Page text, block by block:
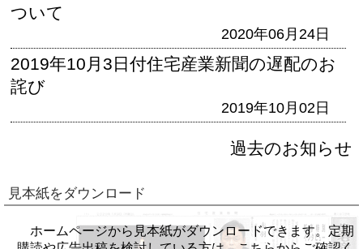
ついて
2020年06月24日
2019年10月3日付住宅産業新聞の遅配のお
詫び
2019年10月02日
過去のお知らせ
見本紙をダウンロード
ホームページから見本紙がダウンロードできます。定期